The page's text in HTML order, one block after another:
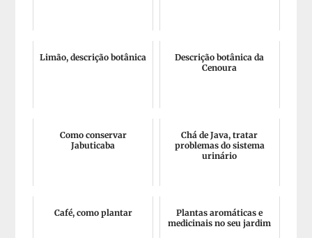
Limão, descrição botânica
Descrição botânica da
Cenoura
Como conservar
Jabuticaba
Chá de Java, tratar
problemas do sistema
urinário
Café, como plantar
Plantas aromáticas e
medicinais no seu jardim